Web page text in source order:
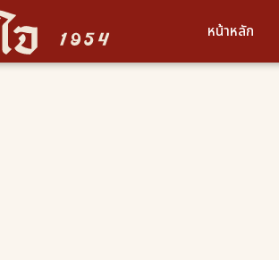
หน้าหลัก